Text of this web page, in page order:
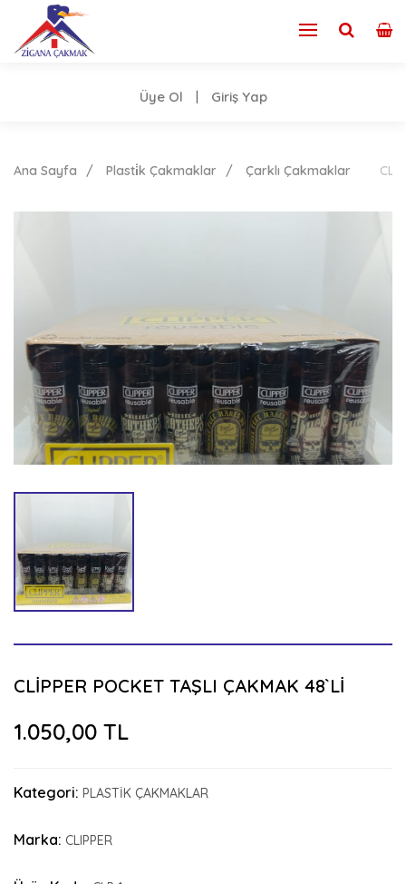
Üye Ol Giriş Yap
Ana Sayfa Plasti̇k Çakmaklar Çarklı Çakmaklar
CLİPPER POCKET TAŞLI ÇAKMAK 48`Lİ
1.050,00 TL
Kategori: PLASTİK ÇAKMAKLAR
Marka: CLIPPER